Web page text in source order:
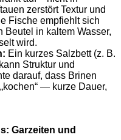
zerstört Textur und
Fische empfiehlt sich
Beutel in kaltem Wasser,
wird.
Ein kurzes Salzbett (z. B.
Struktur und
darauf, dass Brinen
— kurze Dauer,
Garzeiten und